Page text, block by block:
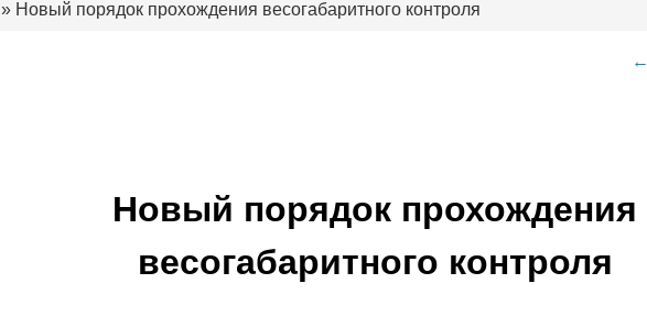
» Новый порядок прохождения весогабаритного контроля
←
Новый порядок прохождения
весогабаритного контроля